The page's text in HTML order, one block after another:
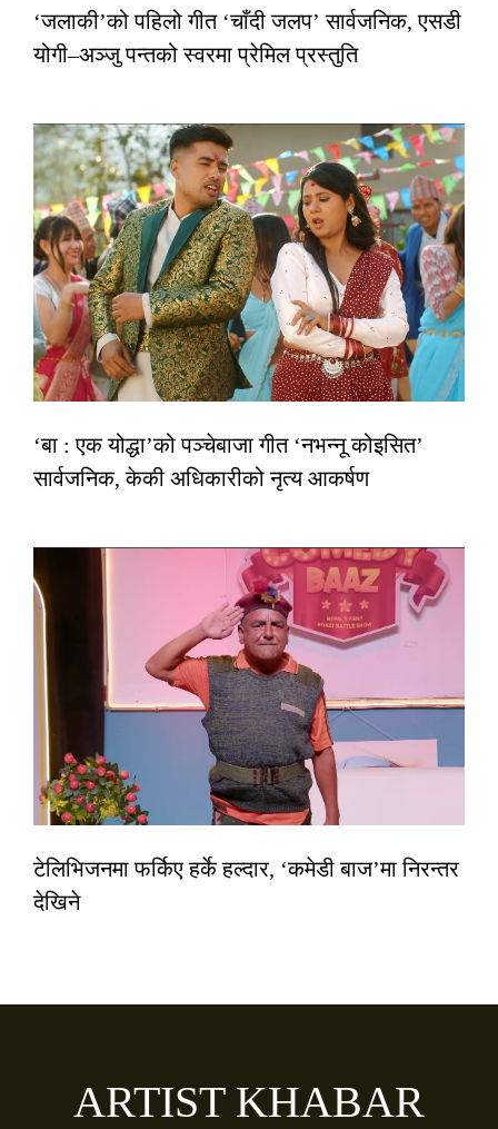
‘जलाकी’को पहिलो गीत ‘चाँदी जलप’ सार्वजनिक, एसडी
योगी–अञ्जु पन्तको स्वरमा प्रेमिल प्रस्तुति
‘बा : एक योद्धा’को पञ्चेबाजा गीत ‘नभन्नू कोइसित’
सार्वजनिक, केकी अधिकारीको नृत्य आकर्षण
टेलिभिजनमा फर्किए हर्के हल्दार, ‘कमेडी बाज’मा निरन्तर
देखिने
ARTIST KHABAR